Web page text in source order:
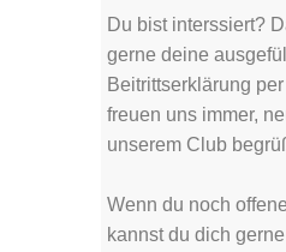
Du bist interssiert?
gerne deine
Beitrittserklärung
freuen uns immer,
unserem Club
Wenn du noch
kannst du dich